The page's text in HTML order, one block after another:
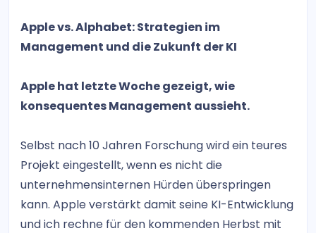
Apple vs. Alphabet: Strategien im
Management und die Zukunft der KI
Apple hat letzte Woche gezeigt, wie
konsequentes Management aussieht.
Selbst nach 10 Jahren Forschung wird ein teures
Projekt eingestellt, wenn es nicht die
unternehmensinternen Hürden überspringen
kann. Apple verstärkt damit seine KI-Entwicklung
und ich rechne für den kommenden Herbst mit